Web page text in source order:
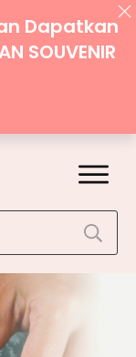
Dapatkan
SOUVENIR